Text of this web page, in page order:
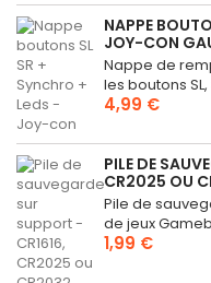
NAPPE
JOY-CON
Nappe de
les boutons SL,
4,99 €
PILE DE
CR2025 OU
Pile de
de jeux
1,99 €